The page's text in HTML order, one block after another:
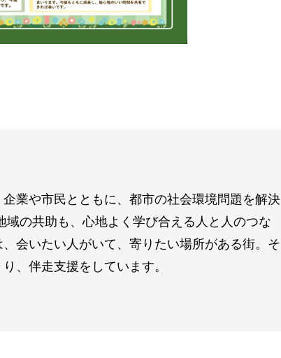
業や市民とともに、都市の社会環境問題を解決
域の共助も、心地よく学び合える人と人のつな
会いたい人がいて、寄りたい場所がある街。そ
、伴走支援をしています。